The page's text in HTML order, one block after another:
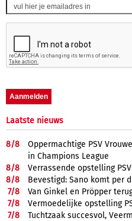
Laatste nieuws
8/8
Oppermachtige PSV
in Champions League
8/8
Verrassende opstelling
8/8
Bevestigd: Sano komt per
7/8
Van Ginkel en Pröpper
7/8
Vermoedelijke opstelling
7/8
Tuchtzaak succesvol,